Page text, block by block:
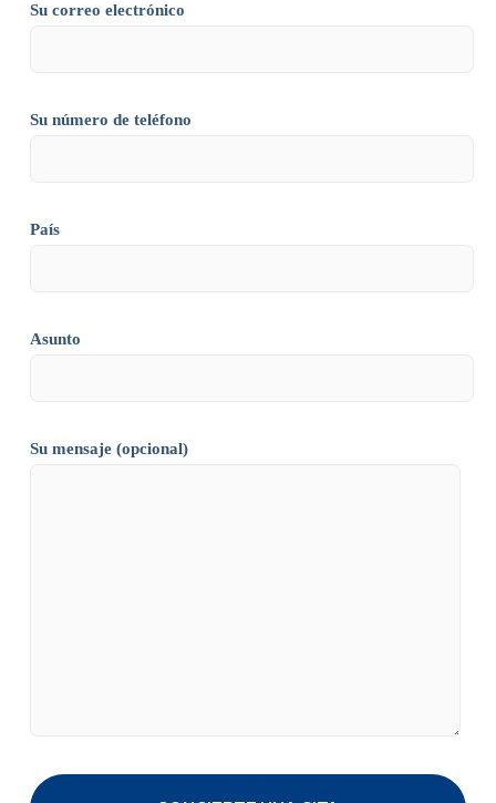
Su correo electrónico
Su número de teléfono
País
Asunto
Su mensaje (opcional)